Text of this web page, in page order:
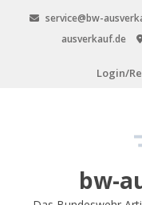
service@bw-
ausverkauf.de
Login/
bw-